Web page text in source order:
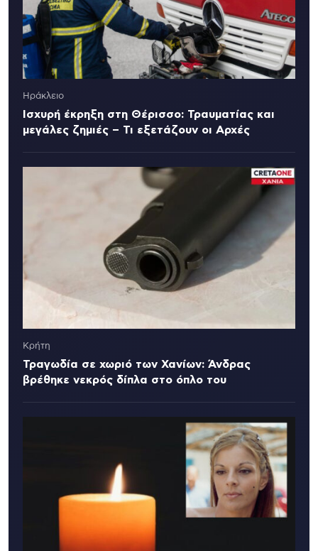
Ηράκλειο
Ισχυρή έκρηξη στη Θέρισσο: Τραυματίας και
μεγάλες ζημιές – Τι εξετάζουν οι Αρχές
Κρήτη
Τραγωδία σε χωριό των Χανίων: Άνδρας
βρέθηκε νεκρός δίπλα στο όπλο του